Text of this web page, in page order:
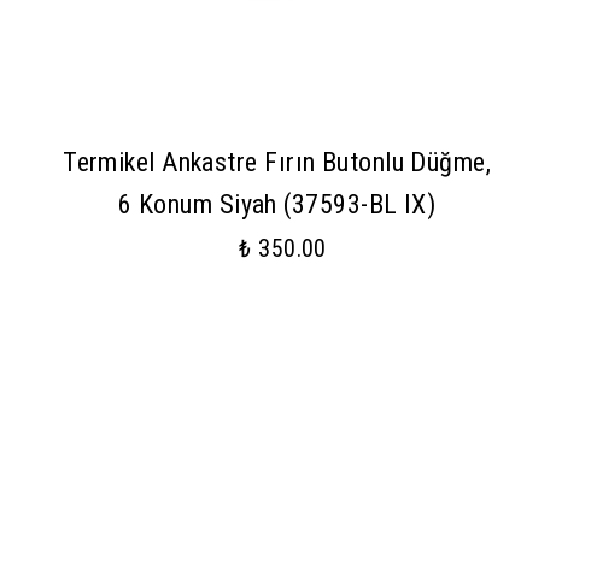
Termikel Ankastre Fırın Butonlu Düğme,
6 Konum Siyah (37593-BL IX)
₺ 350.00